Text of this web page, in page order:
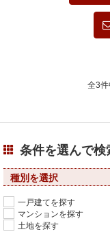
全3
条件を選んで検
種別を選択
一戸建てを探す
マンションを探す
土地を探す